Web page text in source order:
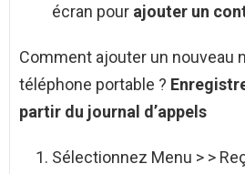
écran pour ajouter un
Comment ajouter un nouveau
téléphone portable ?
partir du journal d’appels
Sélectionnez Menu > >